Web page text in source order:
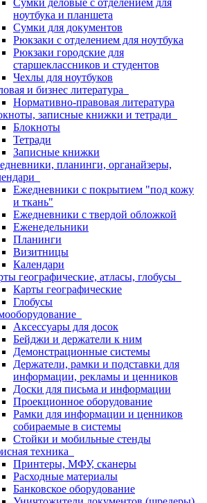
Сумки деловые с отделением для
ноутбука и планшета
Сумки для документов
Рюкзаки с отделением для ноутбука
Рюкзаки городские для
старшеклассников и студентов
Чехлы для ноутбуков
и бизнес литература
Нормативно-правовая литература
записные книжки и тетради
Блокноты
Тетради
Записные книжки
планинги, органайзеры,
Ежедневники с покрытием "под кожу
и ткань"
Ежедневники с твердой обложкой
Еженедельники
Планинги
Визитницы
Календари
географические, атласы, глобусы
Карты географические
Глобусы
Аксессуары для досок
Бейджи и держатели к ним
Демонстрационные системы
Держатели, рамки и подставки для
информации, рекламы и ценников
Доски для письма и информации
Проекционное оборудование
Рамки для информации и ценников
собираемые в системы
Стойки и мобильные стенды
техника
Принтеры, МФУ, сканеры
Расходные материалы
Банковское оборудование